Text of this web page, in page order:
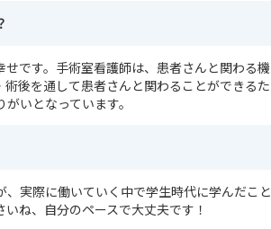
です。手術室看護師は、患者さんと関わる機
後を通して患者さんと関わることができるた
いとなっています。
実際に働いていく中で学生時代に学んだこと
ね、自分のペースで大丈夫です！